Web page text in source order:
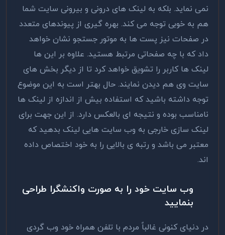
نمی نماید. بلکه به لینک های درونی و بیرونی سایت شما
هم به خوبی توجه می کند. بهره گیری از پیوندهای متعدد
در صفحات نیز پست ها به موتور جستجو نشان خواهد
داد که با چه صفحاتی مرتبط هستید. علاوه بر این ها
لینک ها کاربر را تشویق خواهد کرد تا از دیگر بخش های
سایت وی هم دیدن نمایند. حال بهتر است به این موضوع
توجه داشته باشید که استفاده بیش از اندازه از لینک ها
نامناسب بوده و نتیجه ای بالعکس دارد. از این جهت برای
لینک سازی خارجی به وب سایت هایی لینک بدهید که
معتبر می باشد و رتبه ی بالایی را به خود اختصاص داده
اند.
وب سایت خود را به صورت واکنشگرا طراحی
بنمایید
در دنیای کنونی غالباً مردم با تلفن همراه خود وب گردی